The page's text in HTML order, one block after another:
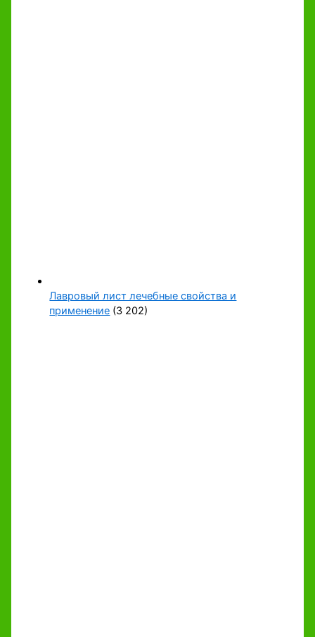
Лавровый лист лечебные свойства и
применение (3 202)